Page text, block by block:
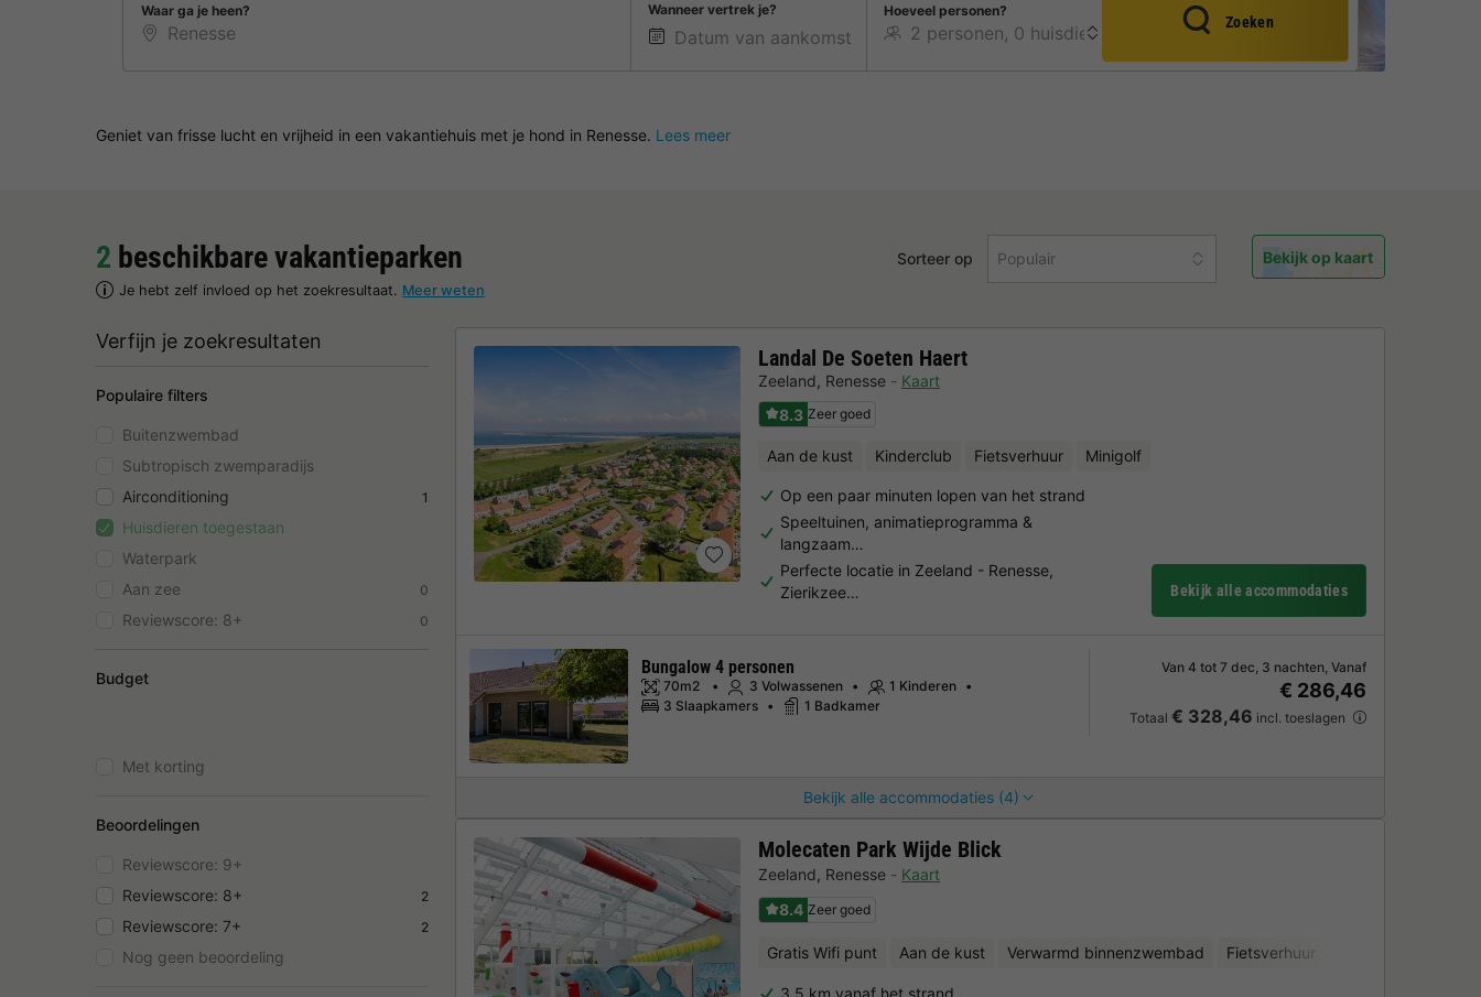
Waar ga je heen? Wanneer vertrek je? Hoeveel personen?
Zoeken
Geniet van frisse lucht en vrijheid in een vakantiehuis met je hond in Renesse. Lees meer
2 beschikbare vakantieparken
Je hebt zelf invloed op het zoekresultaat. Meer weten
Sorteer op Populair Bekijk op kaart
Verfijn je zoekresultaten
Populaire filters
Buitenzwembad
Subtropisch zwemparadijs
Airconditioning
1
Huisdieren toegestaan
Waterpark
Aan zee
0
Reviewscore: 8+ 0
Budget
Met korting
Beoordelingen
Reviewscore: 9+
Reviewscore: 8+
2
Reviewscore: 7+ 2
Nog geen beoordeling
Landal De Soeten Haert
Zeeland, Renesse
Kaart
8.3 Zeer goed
Aan de kust Kinderclub Fietsverhuur Minigolf
Op een paar minuten lopen van het strand
Speeltuinen, animatieprogramma &
langzaam…
Perfecte locatie in Zeeland - Renesse,
Zierikzee…
Bekijk alle accommodaties
Bekijk alle accommodaties (4)
Bungalow 4 personen
70m2 3 Volwassenen
1 Kinderen
3 Slaapkamers
1 Badkamer
Van 4 tot 7 dec, 3 nachten, Vanaf
€ 286,46
Totaal € 328,46 incl. toeslagen
Molecaten Park Wijde Blick
Zeeland, Renesse
Kaart
8.4 Zeer goed
Gratis Wifi punt Aan de kust Verwarmd binnenzwembad Fietsverhuur